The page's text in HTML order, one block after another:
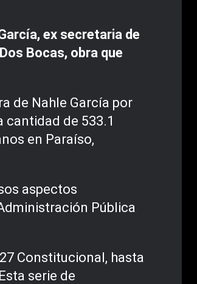
ex secretaria de
Bocas, obra que
de Nahle García por
cantidad de 533.1
en Paraíso,
aspectos
Pública
Constitucional, hasta
serie de